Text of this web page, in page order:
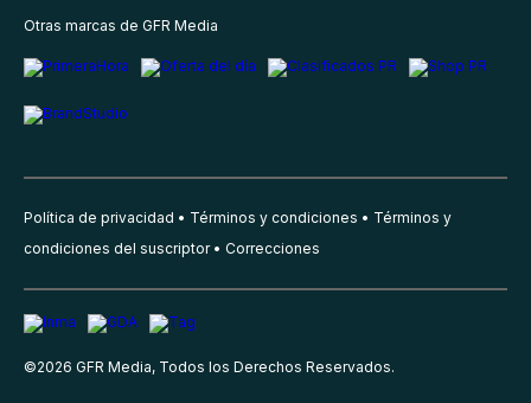
Otras marcas de GFR Media
Política de privacidad Términos y condiciones
Términos y
condiciones del suscriptor
Correcciones
©2026 GFR Media, Todos los Derechos Reservados.